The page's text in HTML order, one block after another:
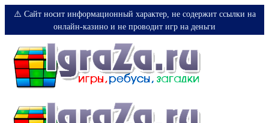
⚠️ Сайт носит информационный характер, не содержит ссылки на
онлайн-казино и не проводит игр на деньги